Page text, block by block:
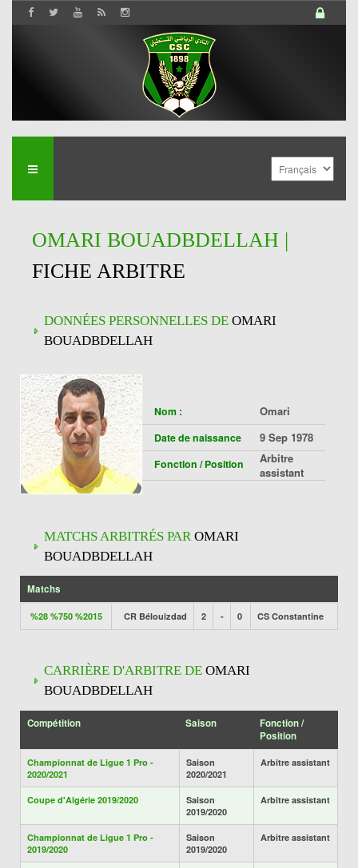
OMARI BOUADBDELLAH |
FICHE ARBITRE
DONNÉES PERSONNELLES DE OMARI
BOUADBDELLAH
Nom : Omari
Date de naissance 9 Sep 1978
Fonction / Position
Arbitre
assistant
MATCHS ARBITRÉS PAROMARI
BOUADBDELLAH
Matchs
%28 %750 %2015 CR Bélouizdad 2 - 0 CS Constantine
CARRIÈRE D'ARBITRE DE OMARI
BOUADBDELLAH
Compétition Saison
Fonction /
Position
Championnat de Ligue 1 Pro -
2020/2021
Saison
2020/2021
Arbitre assistant
Coupe d'Algérie 2019/2020
Saison
2019/2020
Arbitre assistant
Championnat de Ligue 1 Pro -
2019/2020
Saison
2019/2020
Arbitre assistant